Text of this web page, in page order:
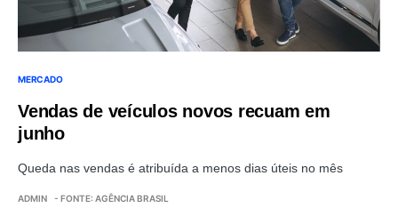
MERCADO
Vendas de veículos novos recuam em
junho
Queda nas vendas é atribuída a menos dias úteis no mês
ADMIN - FONTE: AGÊNCIA BRASIL